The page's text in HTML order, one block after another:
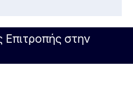
Επιτροπής στην